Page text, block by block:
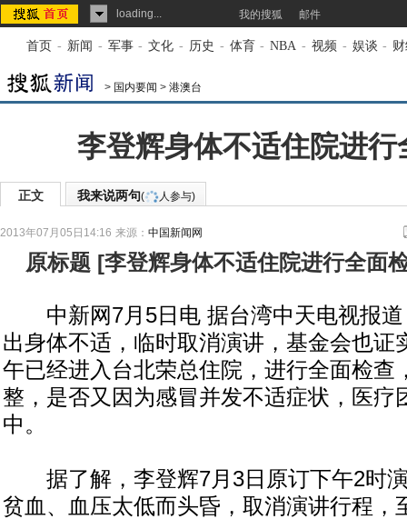
loading... 我的搜狐 邮件
首页 - 新闻 - 军事 - 文化 - 历史 - 体育 - NBA - 视频 - 娱谈 -
> 国内要闻 > 港澳台
李登辉身体不适住院进行
正文 我来说两句( 人参与)
2013年07月05日14:16 来源： 中国新闻网
原标题 [李登辉身体不适住院进行全面
中新网7月5日电 据台湾中天电视报道
出身体不适，临时取消演讲，基金会也证
午已经进入台北荣总住院，进行全面检查
整，是否又因为感冒并发不适症状，医疗
中。
据了解，李登辉7月3日原订下午2时
贫血、血压太低而头昏，取消演讲行程，